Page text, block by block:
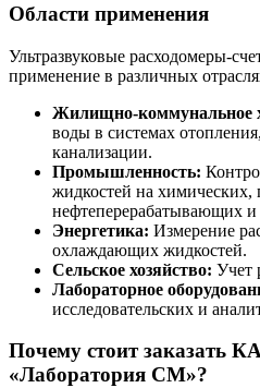
Области применения
Ультразвуковые расходомеры-
применение в различных
Жилищно-коммунальное
воды в системах
канализации.
Промышленность:
жидкостей на
нефтеперерабатывающих и
Энергетика: Измерение
охлаждающих жидкостей.
Сельское хозяйство: Учет
Лабораторное
исследовательских и
Почему стоитзаказать
«Лаборатория СМ»?